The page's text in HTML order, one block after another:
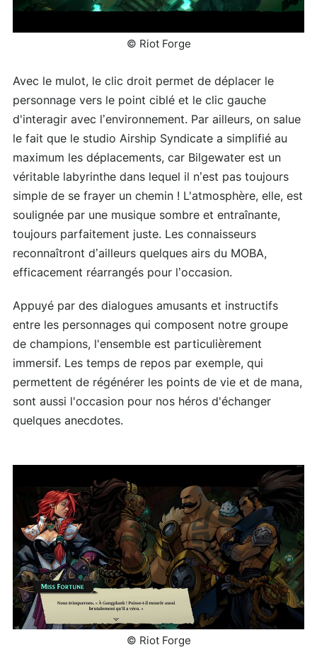
© Riot Forge
Avec le mulot, le clic droit permet de déplacer le
personnage vers le point ciblé et le clic gauche
d'interagir avec l’environnement. Par ailleurs, on salue
le fait que le studio Airship Syndicate a simplifié au
maximum les déplacements, car Bilgewater est un
véritable labyrinthe dans lequel il n’est pas toujours
simple de se frayer un chemin ! L'atmosphère, elle, est
soulignée par une musique sombre et entraînante,
toujours parfaitement juste. Les connaisseurs
reconnaîtront d’ailleurs quelques airs du MOBA,
efficacement réarrangés pour l’occasion.
Appuyé par des dialogues amusants et instructifs
entre les personnages qui composent notre groupe
de champions, l'ensemble est particulièrement
immersif. Les temps de repos par exemple, qui
permettent de régénérer les points de vie et de mana,
sont aussi l'occasion pour nos héros d'échanger
quelques anecdotes.
© Riot Forge